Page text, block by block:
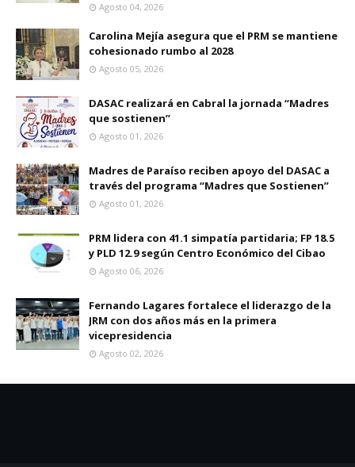
Agosto 04, 2026
Carolina Mejía asegura que el PRM se mantiene
cohesionado rumbo al 2028
Agosto 05, 2026
DASAC realizará en Cabral la jornada “Madres
que sostienen”
Agosto 01, 2026
Madres de Paraíso reciben apoyo del DASAC a
través del programa “Madres que Sostienen”
Agosto 01, 2026
PRM lidera con 41.1 simpatía partidaria; FP 18.5
y PLD 12.9 según Centro Económico del Cibao
Agosto 06, 2026
Fernando Lagares fortalece el liderazgo de la
JRM con dos años más en la primera
vicepresidencia
Agosto 02, 2026